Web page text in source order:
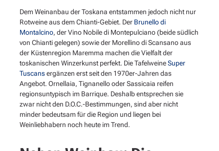
Dem Weinanbau der Toskana entstammen jedoch nicht nur
Rotweine aus dem Chianti-Gebiet. Der Brunello di
Montalcino, der Vino Nobile di Montepulciano (beide südlich
von Chianti gelegen) sowie der Morellino di Scansano aus
der Küstenregion Maremma machen die Vielfalt der
toskanischen Winzerkunst perfekt. Die TafelweineSuper
Tuscansergänzen erst seit den 1970er-Jahren das
Angebot. Ornellaia, Tignanello oder Sassicaia reifen
regionsuntypisch im Barrique. Deshalb entsprechen sie
zwar nicht den D.O.C.-Bestimmungen, sind aber nicht
minder bedeutsam für die Region und liegen bei
Weinliebhabern noch heute im Trend.